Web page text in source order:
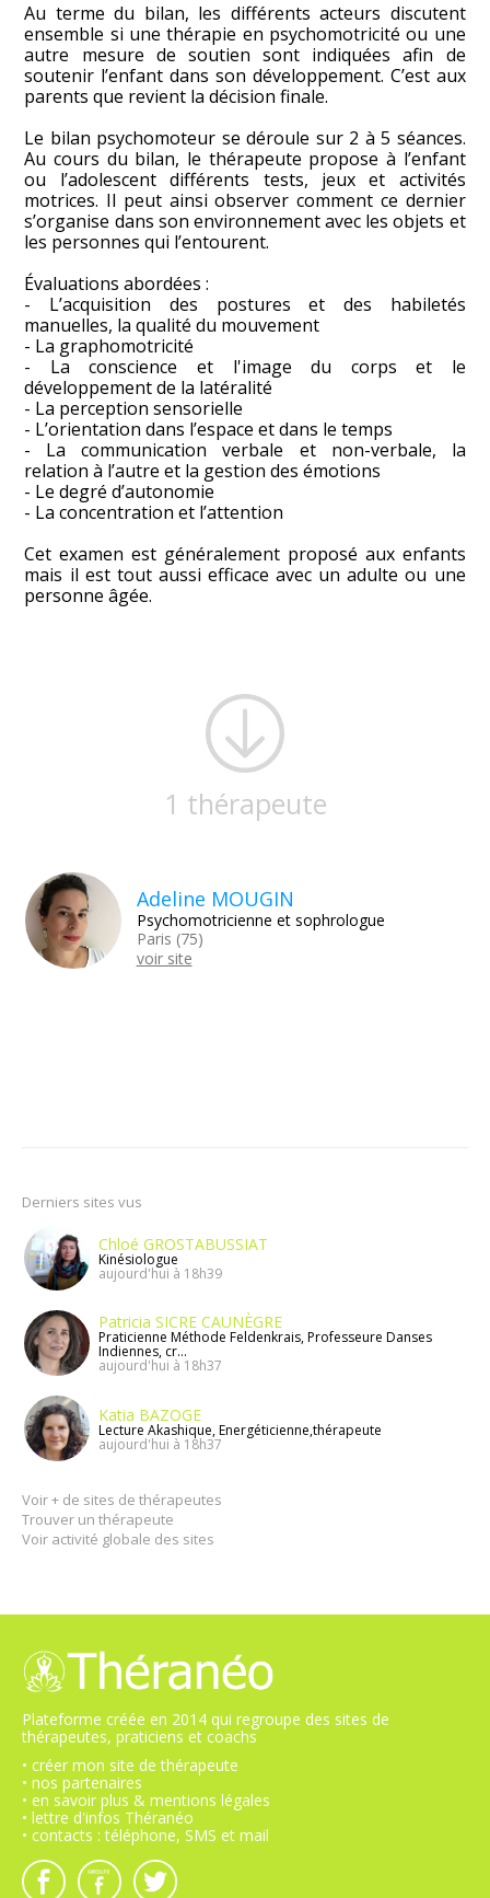
Au terme du bilan, les différents acteurs discutent
ensemble si une thérapie en psychomotricité ou une
autre mesure de soutien sont indiquées afin de
soutenir l’enfant dans son développement. C’est aux
parents que revient la décision finale.
Le bilan psychomoteur se déroule sur 2 à 5 séances.
Au cours du bilan, le thérapeute propose à l’enfant
ou l’adolescent différents tests, jeux et activités
motrices. Il peut ainsi observer comment ce dernier
s’organise dans son environnement avec les objets et
les personnes qui l’entourent.
Évaluations abordées :
- L’acquisition des postures et des habiletés
manuelles, la qualité du mouvement
- La graphomotricité
- La conscience et l'image du corps et le
développement de la latéralité
- La perception sensorielle
- L’orientation dans l’espace et dans le temps
- La communication verbale et non-verbale, la
relation à l’autre et la gestion des émotions
- Le degré d’autonomie
- La concentration et l’attention
Cet examen est généralement proposé aux enfants
mais il est tout aussi efficace avec un adulte ou une
personne âgée.
1 thérapeute
Adeline MOUGIN
Psychomotricienne et sophrologue
Paris (75)
voir site
Derniers sites vus
Chloé GROSTABUSSIAT
Kinésiologue
aujourd'hui à 18h39
Patricia SICRE CAUNÈGRE
Praticienne Méthode Feldenkrais, Professeure Danses
Indiennes, cr...
aujourd'hui à 18h37
Katia BAZOGE
Lecture Akashique, Energéticienne,thérapeute
aujourd'hui à 18h37
Voir + de sites de thérapeutes
Trouver un thérapeute
Voir activité globale des sites
Plateforme créée en 2014 qui regroupe des sites de
thérapeutes, praticiens et coachs
• créer mon site de thérapeute
• nos partenaires
• en savoir plus & mentions légales
• lettre d'infos Théranéo
• contacts : téléphone, SMS et mail